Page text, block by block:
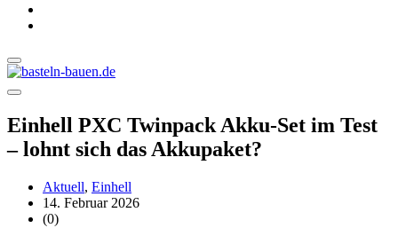
Einhell PXC Twinpack Akku-Set im Test
– lohnt sich das Akkupaket?
Aktuell, Einhell
14. Februar 2026
(0)